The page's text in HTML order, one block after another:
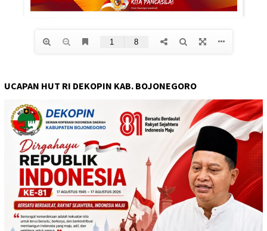
UCAPAN HUT RI DEKOPIN KAB. BOJONEGORO